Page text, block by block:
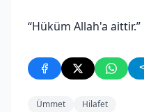
“Hüküm Allah'a aittir.”
Ümmet Hilafet